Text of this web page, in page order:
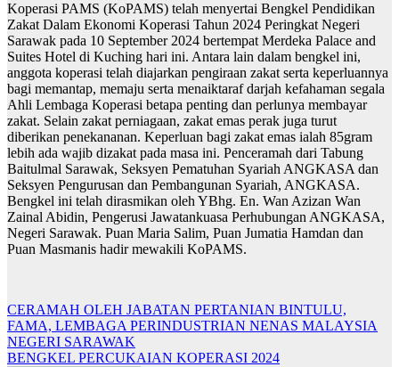
Koperasi PAMS (KoPAMS) telah menyertai Bengkel Pendidikan
Zakat Dalam Ekonomi Koperasi Tahun 2024 Peringkat Negeri
Sarawak pada 10 September 2024 bertempat Merdeka Palace and
Suites Hotel di Kuching hari ini. Antara lain dalam bengkel ini,
anggota koperasi telah diajarkan pengiraan zakat serta keperluannya
bagi memantap, memaju serta menaiktaraf darjah kefahaman segala
Ahli Lembaga Koperasi betapa penting dan perlunya membayar
zakat. Selain zakat perniagaan, zakat emas perak juga turut
diberikan penekananan. Keperluan bagi zakat emas ialah 85gram
lebih ada wajib dizakat pada masa ini. Penceramah dari Tabung
Baitulmal Sarawak, Seksyen Pematuhan Syariah ANGKASA dan
Seksyen Pengurusan dan Pembangunan Syariah, ANGKASA.
Bengkel ini telah dirasmikan oleh YBhg. En. Wan Azizan Wan
Zainal Abidin, Pengerusi Jawatankuasa Perhubungan ANGKASA,
Negeri Sarawak. Puan Maria Salim, Puan Jumatia Hamdan dan
Puan Masmanis hadir mewakili KoPAMS.
Post
navigation
CERAMAH OLEH JABATAN PERTANIAN BINTULU,
FAMA, LEMBAGA PERINDUSTRIAN NENAS MALAYSIA
NEGERI SARAWAK
BENGKEL PERCUKAIAN KOPERASI 2024